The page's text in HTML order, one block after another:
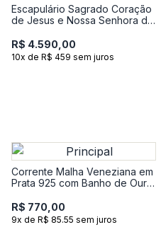
Escapulário Sagrado Coração
de Jesus e Nossa Senhora do
R$ 4.590,00
10x de R$ 459 sem juros
Corrente Malha Veneziana em
Prata 925 com Banho de Ouro
R$ 770,00
9x de R$ 85.55 sem juros